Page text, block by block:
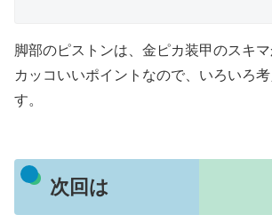
脚部のピストンは、金ピカ装甲のスキ
カッコいいポイントなので、いろいろ
す。
次回は